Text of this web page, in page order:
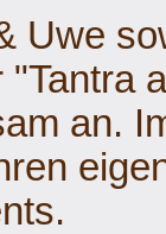
Uwe
"Tantra
an.